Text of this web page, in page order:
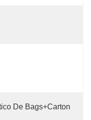
De Bags+carton